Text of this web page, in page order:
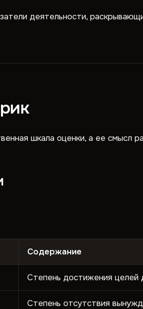
деятельности,
шкала оценки, а ее смысл
Содержание
Степень достижения целей
Степень отсутствия